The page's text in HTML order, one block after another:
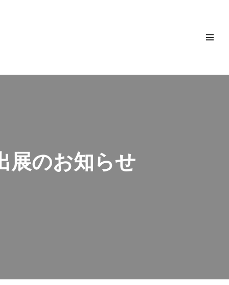
展のお知らせ